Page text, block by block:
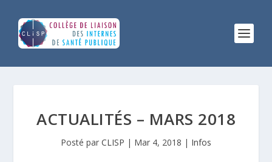
ACTUALITÉS – MARS 2018
Posté par CLISP | Mar 4, 2018 | Infos